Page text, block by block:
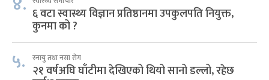
६ वटा स्वास्थ्य विज्ञान प्रतिष्ठानमा उपकुलपति नियुक्त,
कुनमा को ?
५. स्नायु तथा नसा रोग
२१ वर्षअघि घाँटीमा देखिएको थियो सानो डल्लो, रहेछ